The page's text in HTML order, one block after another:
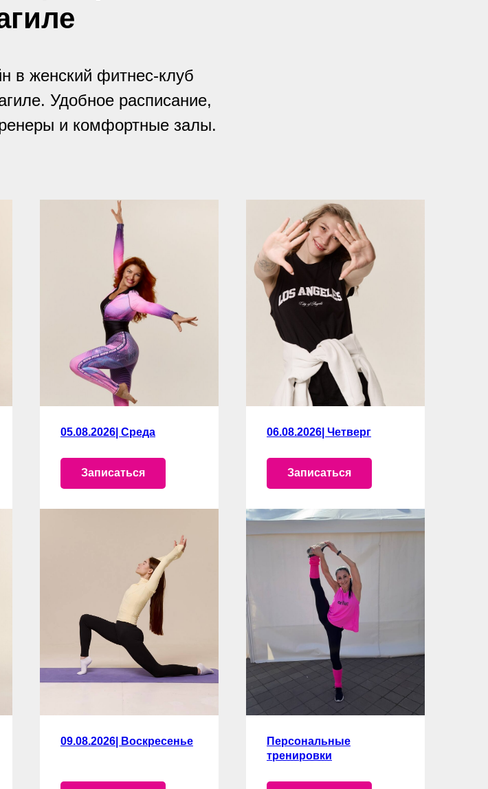
Уникальное про
странство
только для
в женский фитнес-клуб
Удобное расписание,
и комфортные залы.
05.08.2026| Среда
Записаться
06.08.2026| Четверг
Записаться
09.08.2026| Воскресенье
Персональные
тренировки